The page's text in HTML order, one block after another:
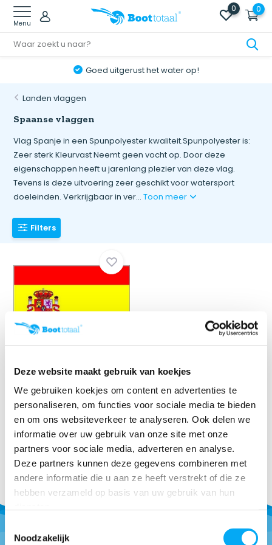
Deze website maakt gebruik van koekjes
We gebruiken koekjes om content en advertenties te
personaliseren, om functies voor sociale media te bieden
en om ons websiteverkeer te analyseren. Ook delen we
informatie over uw gebruik van onze site met onze
partners voor sociale media, adverteren en analyse.
Deze partners kunnen deze gegevens combineren met
andere informatie die u aan ze heeft verstrekt of die ze
hebben verzameld op basis van uw gebruik van hun
Noodzakelijk
Menu
0 0
Goed uitgerust het water op!
Landen vlaggen
Spaanse vlaggen
Vlag Spanje in een Spunpolyester kwaliteit.Spunpolyester is:
Zeer sterk Kleurvast Neemt geen vocht op. Door deze
eigenschappen heeft u jarenlang plezier van deze vlag.
Tevens is deze uitvoering zeer geschikt voor watersport
doeleinden. Verkrijgbaar in ver...Toon meer
Filters
Klik voor voorraad info
€ 8,30